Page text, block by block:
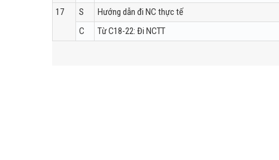
17
S Hướng dẫn đi NC thực tế
C
Từ C18-22: Đi NCTT